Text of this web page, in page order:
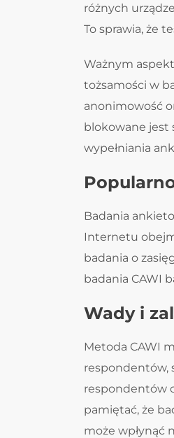
różnych
To sprawia, że
Ważnym
tożsamości w
anonimowość
blokowane jest
wypełniania
Badania
Internetu
badania o
badania CAWI
Wady i
Metoda CAWI
respondentów,
respondentów
pamiętać, że
może wpłynąć